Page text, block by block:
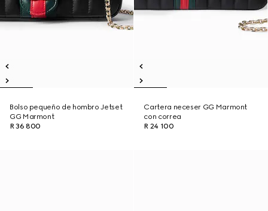
Bolso pequeño de hombro Jetset
GG Marmont
R 36 800
Cartera neceser GG Marmont
con correa
R 24 100